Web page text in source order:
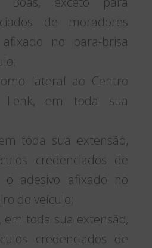
de moradores
no para-brisa
lateral ao Centro
Lenk, em toda sua
toda sua extensão,
credenciados de
o adesivo afixado no
do veículo;
em toda sua extensão,
credenciados de